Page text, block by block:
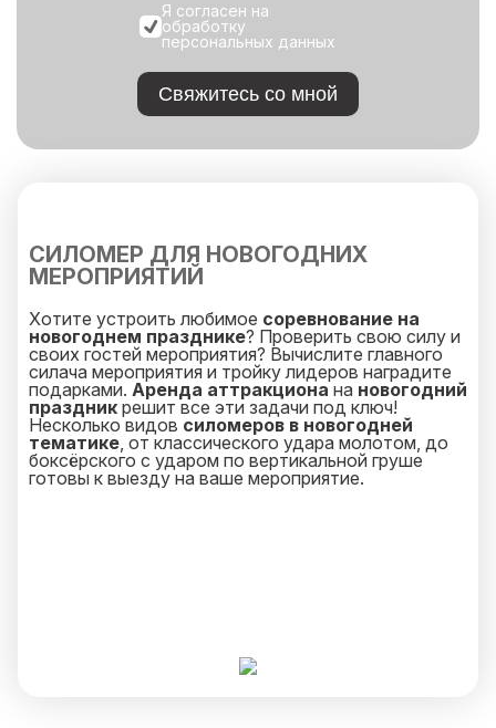
Я согласен на
обработку
персональных данных
Свяжитесь со мной
СИЛОМЕР ДЛЯ НОВОГОДНИХ
МЕРОПРИЯТИЙ
Хотите устроить любимое соревнование на
новогоднем празднике? Проверить свою силу и
своих гостей мероприятия? Вычислите главного
силача мероприятия и тройку лидеров наградите
подарками. Аренда аттракциона на новогодний
праздник решит все эти задачи под ключ!
Несколько видов силомеров в новогодней
тематике, от классического удара молотом, до
боксёрского с ударом по вертикальной груше
готовы к выезду на ваше мероприятие.